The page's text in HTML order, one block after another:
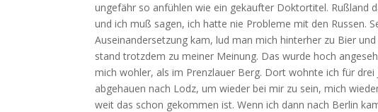
ungefähr so anfühlen wie ein gekaufter Doktortitel. Rußland
und ich muß sagen, ich hatte nie Probleme mit den Russen.
Auseinandersetzung kam, lud man mich hinterher zu Bier
stand trotzdem zu meiner Meinung. Das wurde hoch
mich wohler, als im Prenzlauer Berg. Dort wohnte ich für
abgehauen nach Lodz, um wieder bei mir zu sein, mich
weit das schon gekommen ist. Wenn ich dann nach Berlin